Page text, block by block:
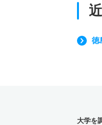
徳
大学を